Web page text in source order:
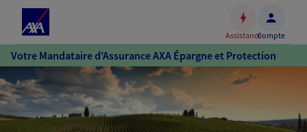
Accéder
au
contenu
principal
Accéder
au
AssistanceCompte
Votre Mandataire d'Assurance AXA Épargne et Protection